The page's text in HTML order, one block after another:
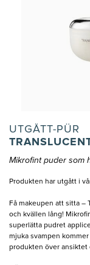
UTGÅTT-PÜR
Mikrofint puder som
Produkten har utgått i
Få makeupen att sitta –
och kvällen lång!​
superlätta pudret
mjuka svampen
produkten över ansiktet